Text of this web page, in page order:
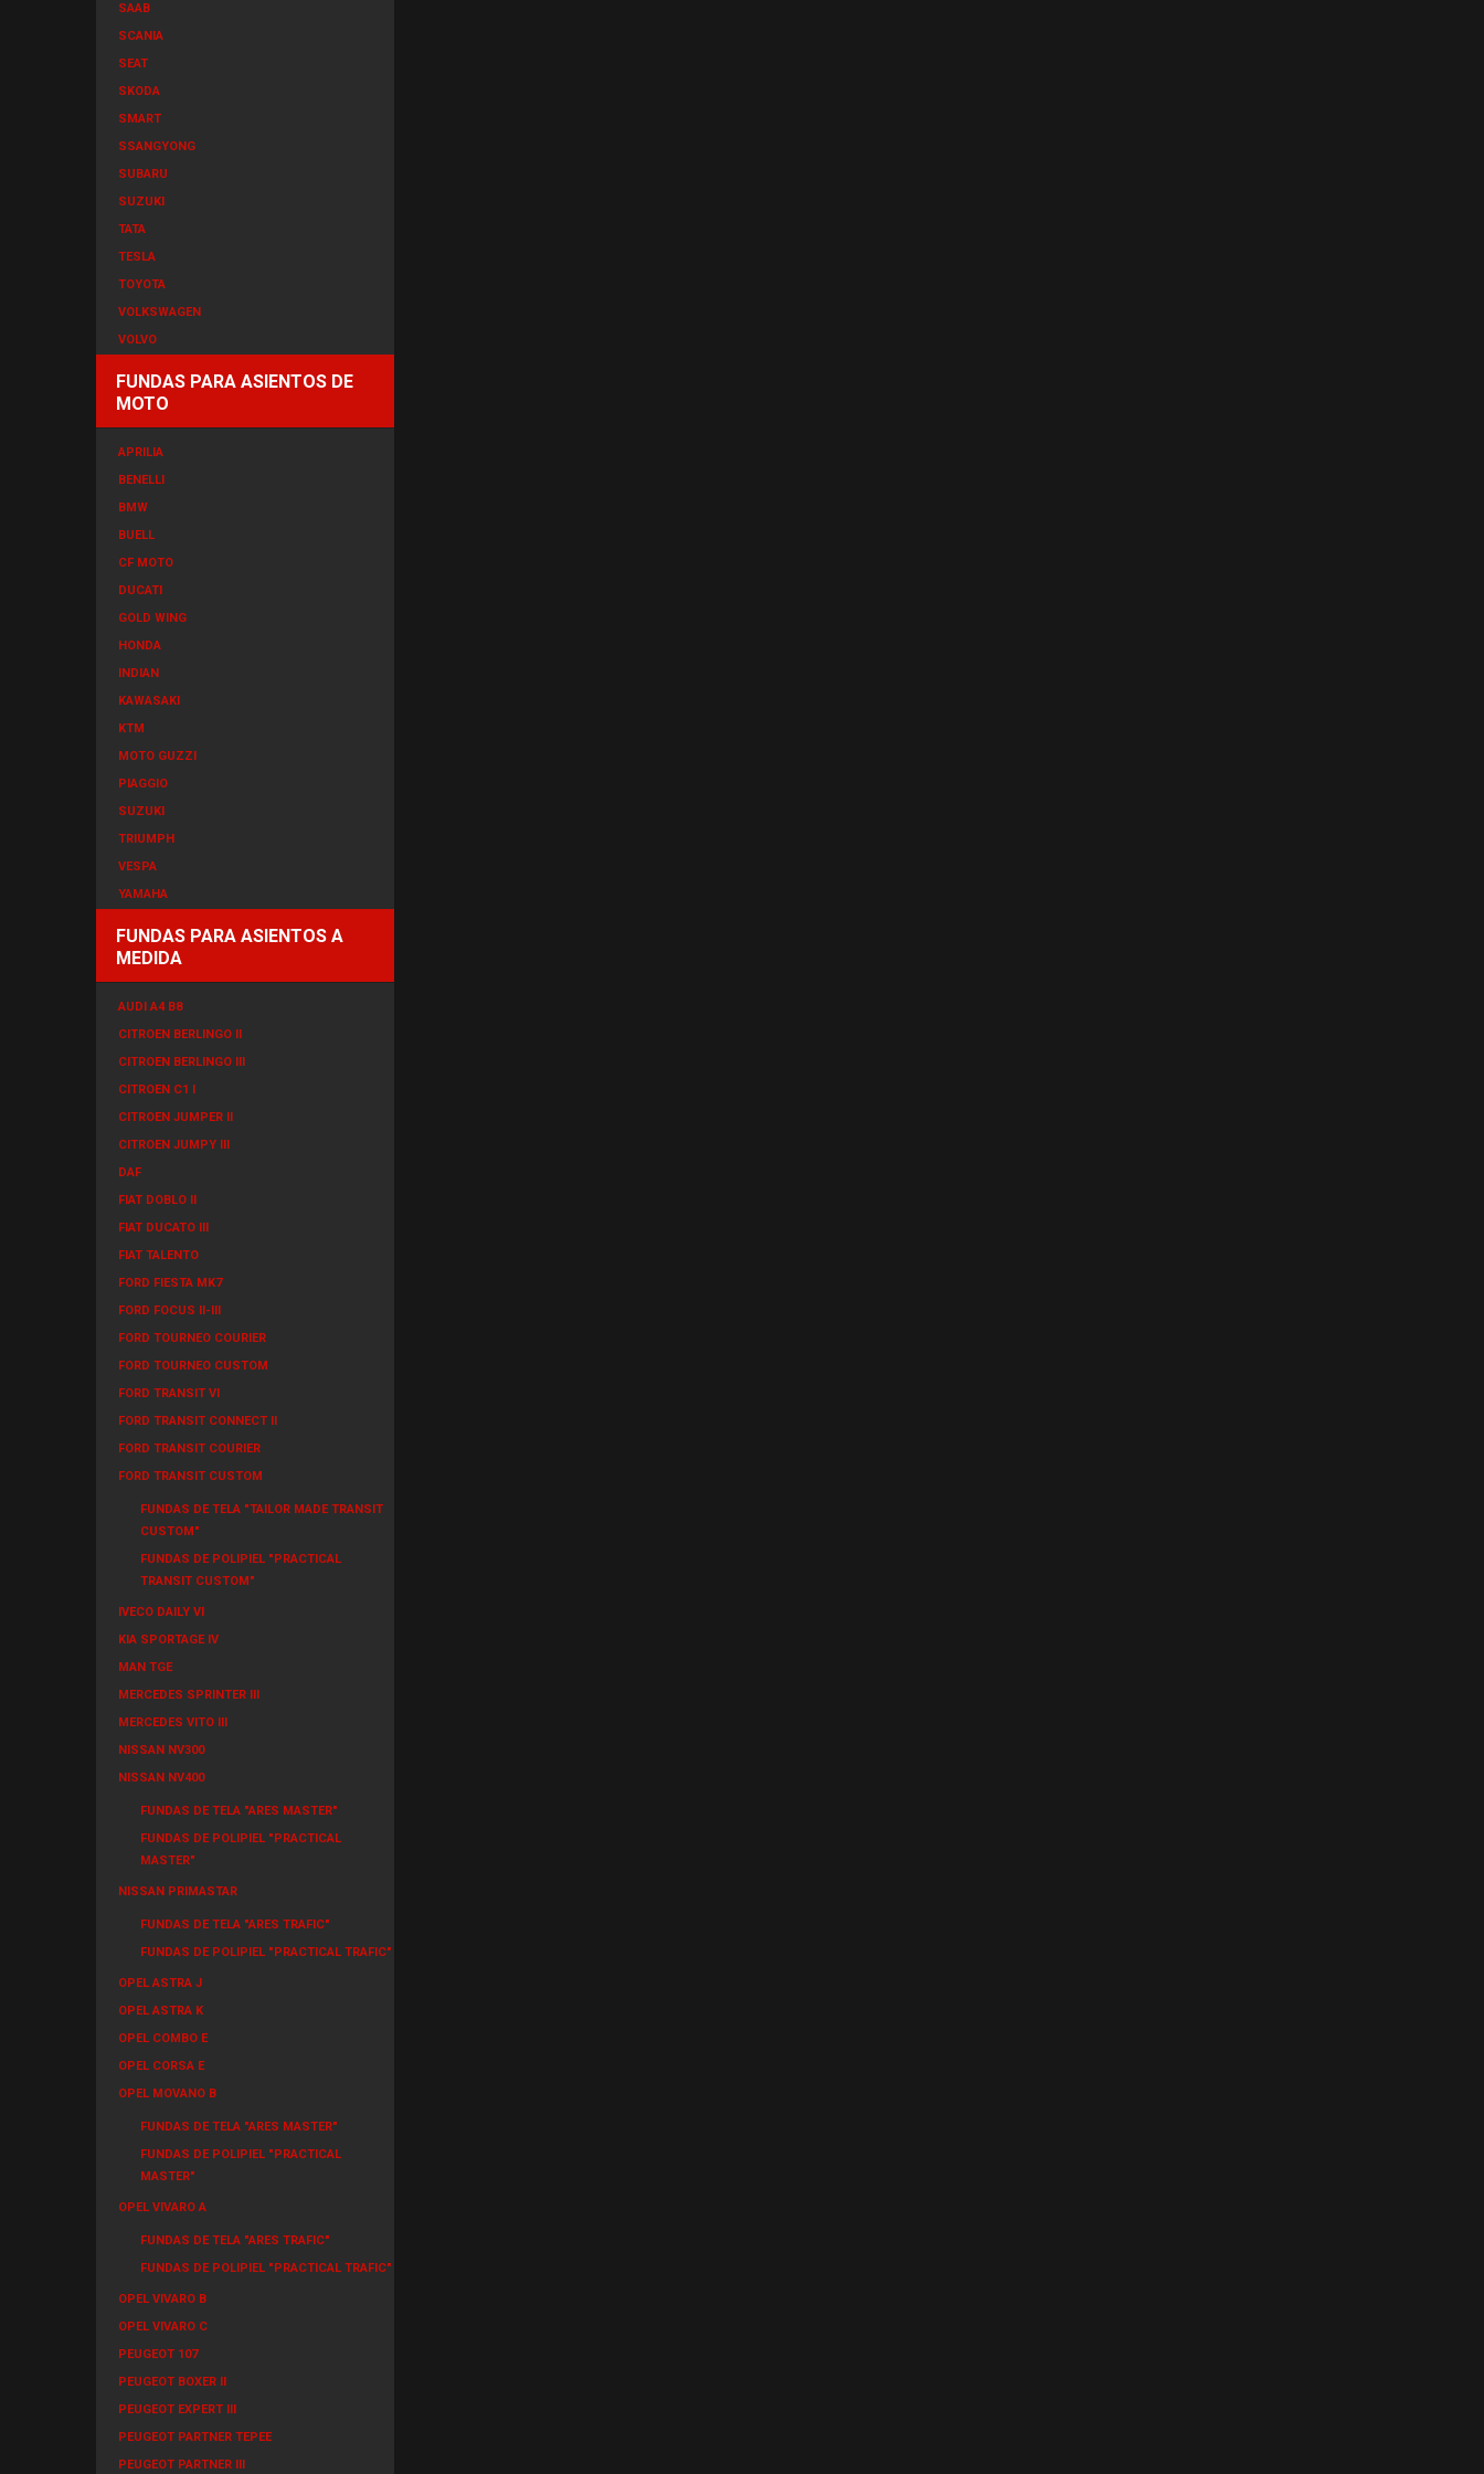
SAAB
SCANIA
SEAT
SKODA
SMART
SSANGYONG
SUBARU
SUZUKI
TATA
TESLA
TOYOTA
VOLKSWAGEN
VOLVO
FUNDAS PARA ASIENTOS DE
MOTO
APRILIA
BENELLI
BMW
BUELL
CF MOTO
DUCATI
GOLD WING
HONDA
INDIAN
KAWASAKI
KTM
MOTO GUZZI
PIAGGIO
SUZUKI
TRIUMPH
VESPA
YAMAHA
FUNDAS PARA ASIENTOS A
MEDIDA
AUDI A4 B8
CITROEN BERLINGO II
CITROEN BERLINGO III
CITROEN C1 I
CITROEN JUMPER II
CITROEN JUMPY III
DAF
FIAT DOBLO II
FIAT DUCATO III
FIAT TALENTO
FORD FIESTA MK7
FORD FOCUS II-III
FORD TOURNEO COURIER
FORD TOURNEO CUSTOM
FORD TRANSIT VI
FORD TRANSIT CONNECT II
FORD TRANSIT COURIER
FORD TRANSIT CUSTOM
FUNDAS DE TELA "TAILOR MADE TRANSIT
CUSTOM"
FUNDAS DE POLIPIEL "PRACTICAL
TRANSIT CUSTOM"
IVECO DAILY VI
KIA SPORTAGE IV
MAN TGE
MERCEDES SPRINTER III
MERCEDES VITO III
NISSAN NV300
NISSAN NV400
FUNDAS DE TELA "ARES MASTER"
FUNDAS DE POLIPIEL "PRACTICAL
MASTER"
NISSAN PRIMASTAR
FUNDAS DE TELA "ARES TRAFIC"
FUNDAS DE POLIPIEL "PRACTICAL TRAFIC"
OPEL ASTRA J
OPEL ASTRA K
OPEL COMBO E
OPEL CORSA E
OPEL MOVANO B
FUNDAS DE TELA "ARES MASTER"
FUNDAS DE POLIPIEL "PRACTICAL
MASTER"
OPEL VIVARO A
FUNDAS DE TELA "ARES TRAFIC"
FUNDAS DE POLIPIEL "PRACTICAL TRAFIC"
OPEL VIVARO B
OPEL VIVARO C
PEUGEOT 107
PEUGEOT BOXER II
PEUGEOT EXPERT III
PEUGEOT PARTNER TEPEE
PEUGEOT PARTNER III